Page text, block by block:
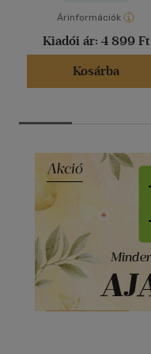
Árinformációk
Kiadói ár: 4 899 Ft
Kosárba